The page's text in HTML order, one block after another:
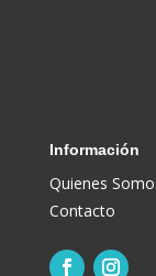
Información
Quienes
Contacto